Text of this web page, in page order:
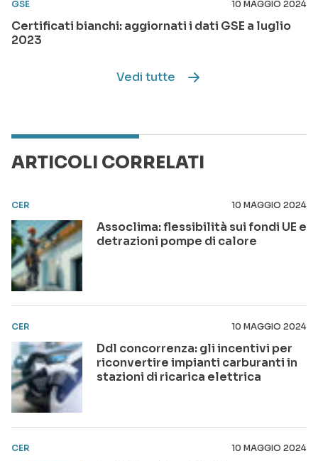
GSE 10 MAGGIO 2024
Certificati bianchi: aggiornati i dati GSE a luglio
2023
Vedi tutte
ARTICOLI CORRELATI
CER 10 MAGGIO 2024
Assoclima: flessibilità sui fondi UE e
detrazioni pompe di calore
CER 10 MAGGIO 2024
Ddl concorrenza: gli incentivi per
riconvertire impianti carburanti in
stazioni di ricarica elettrica
CER 10 MAGGIO 2024